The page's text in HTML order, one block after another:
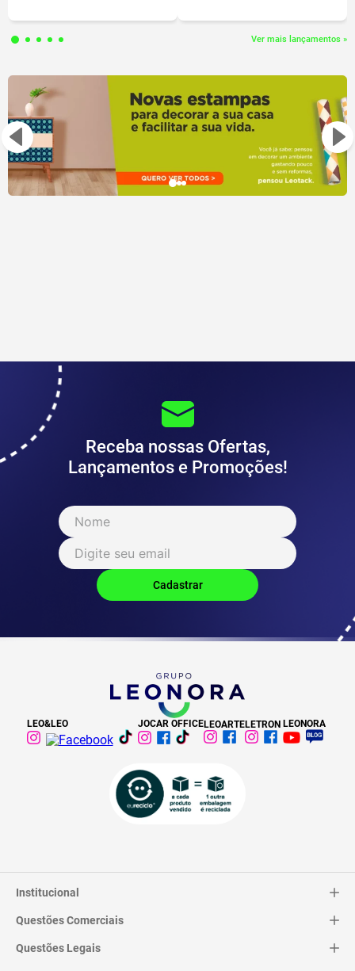
Ver mais lançamentos »
Receba nossas Ofertas,
Lançamentos e Promoções!
LEO&LEO JOCAR OFFICELEOARTELETRON LEONORA
Institucional
Catálogo
Quem Somos
Questões Comerciais
Trocas e Devoluções
Questões Legais